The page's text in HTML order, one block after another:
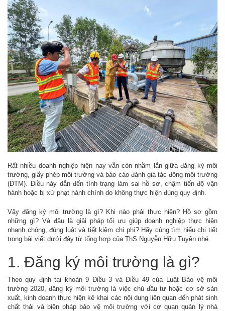
Rất nhiều doanh nghiệp hiện nay vẫn còn nhầm lẫn giữa đăng ký môi
trường, giấy phép môi trường và báo cáo đánh giá tác động môi trường
(ĐTM). Điều này dẫn đến tình trạng làm sai hồ sơ, chậm tiến độ vận
hành hoặc bị xử phạt hành chính do không thực hiện đúng quy định.
Vậy đăng ký môi trường là gì? Khi nào phải thực hiện? Hồ sơ gồm
những gì? Và đâu là giải pháp tối ưu giúp doanh nghiệp thực hiện
nhanh chóng, đúng luật và tiết kiệm chi phí? Hãy cùng tìm hiểu chi tiết
trong bài viết dưới đây từ tổng hợp của ThS Nguyễn Hữu Tuyên nhé.
1. Đăng ký môi trường là gì?
Theo quy định tại khoản 9 Điều 3 và Điều 49 của
Luật Bảo vệ môi
trường 2020 , đăng ký môi trường là việc chủ đầu tư hoặc cơ sở sản
xuất, kinh doanh thực hiện kê khai các nội dung liên quan đến phát sinh
chất thải và biện pháp bảo vệ môi trường với cơ quan quản lý nhà